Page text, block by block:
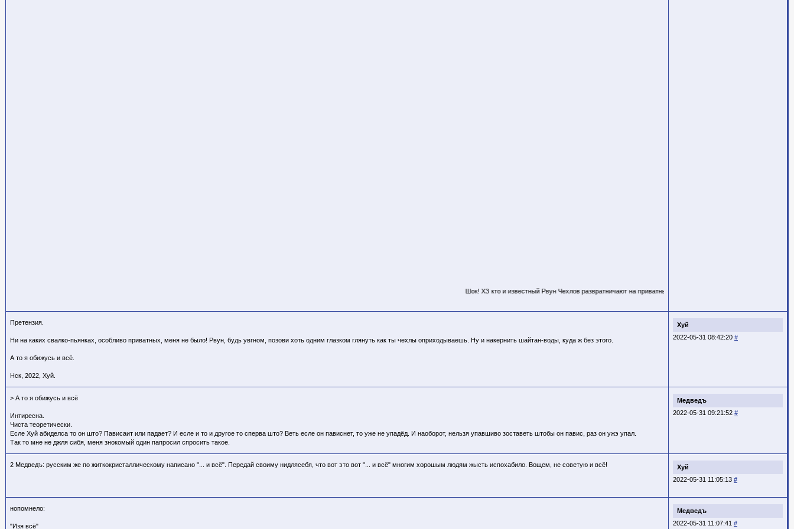
и известный Рвун Чехлов развратничают на приватных свалко-вечеринках.
Хуй
2022-05-31 08:42:20 #
Претензия.
Ни на каких свалко-пьянках, особливо приватных, меня не было! Рвун, будь увгном, позови хоть одним глазком глянуть как ты чехлы оприходываешь. Ну и накернить шайтан-воды, куда ж без этого.
А то я обижусь и всё.
Нск, 2022, Хуй.
Медведъ
2022-05-31 09:21:52 #
> А то я обижусь и всё
Интиресна.
Чиста теоретически.
Есле Хуй абиделса то он што? Пависаит или падает? И есле и то и другое то сперва што? Веть есле он пависнет, то уже не упадёд. И наоборот, нельзя упавшиво зоставеть штобы он павис, раз он ужэ упал.
Так то мне не джля сибя, меня знокомый один папросил спросить такое.
Хуй
2022-05-31 11:05:13 #
2 Медведъ: русским же по житкокристаллическому написано "... и всё". Передай своиму нидлясебя, что вот это вот "... и всё" многим хорошым людям жысть испохабило. Вощем, не советую и всё!
Медведъ
2022-05-31 11:07:41 #
нопомнело:
"Изя всё"